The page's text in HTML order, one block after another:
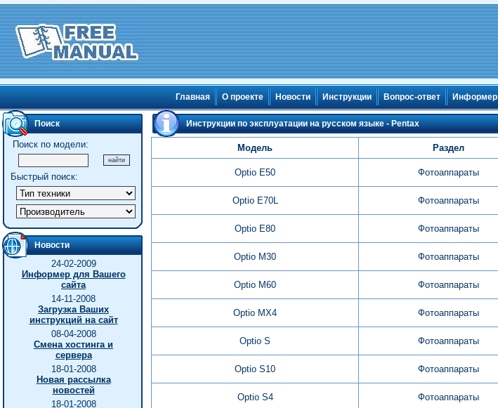
Главная О проекте Новости Инструкции Вопрос-ответ Информер
Поиск
Поиск по модели:
Быстрый поиск:
Новости
24-02-2009
Информер для Вашего
сайта
14-11-2008
Загрузка Ваших
инструкций на сайт
08-04-2008
Смена хостинга и
сервера
18-01-2008
Новая рассылка
новостей
18-01-2008
Инструкции по эксплуатации на русском языке - Pentax
Модель Раздел
Optio E50 Фотоаппараты
Optio E70L Фотоаппараты
Optio E80 Фотоаппараты
Optio M30 Фотоаппараты
Optio M60 Фотоаппараты
Optio MX4 Фотоаппараты
Optio S Фотоаппараты
Optio S10 Фотоаппараты
Optio S4 Фотоаппараты